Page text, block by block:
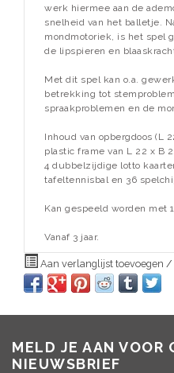
werk hiermee aan de
snelheid van het balletje.
mondmotoriek, is het spel
de lipspieren en
Met dit spel kan o.a.
betrekking tot
spraakproblemen en de
Inhoud van opbergdoos (L
plastic frame van L 22 x B
4 dubbelzijdige lotto
tafeltennisbal en 36
Kan gespeeld worden met
Vanaf 3 jaar.
Aan verlanglijst toevoegen /
MELD JE AAN VOOR
NIEUWSBRIEF